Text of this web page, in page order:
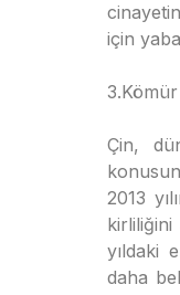
için
Çin,
2013
kirliliğini
yıldaki
daha